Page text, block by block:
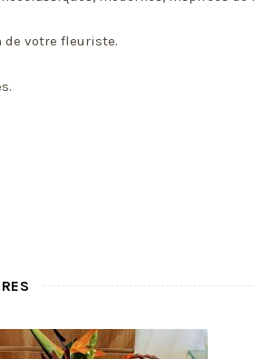
de votre fleuriste.